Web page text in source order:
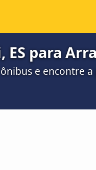
para
e encontre